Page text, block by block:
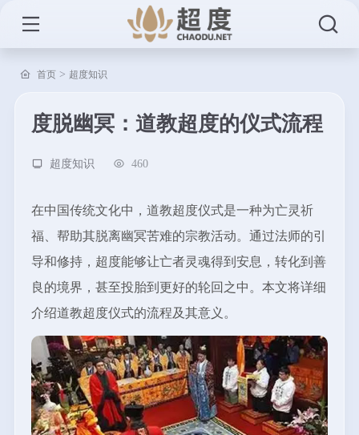
首页> 超度知识
度脱幽冥：道教超度的仪式流程
超度知识 460
在中国传统文化中，道教超度仪式是一种为亡灵祈
福、帮助其脱离幽冥苦难的宗教活动。通过法师的引
导和修持，超度能够让亡者灵魂得到安息，转化到善
良的境界，甚至投胎到更好的轮回之中。本文将详细
介绍道教超度仪式的流程及其意义。